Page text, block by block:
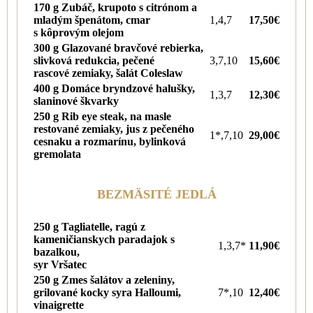
170 g Zubáč, krupoto s citrónom a
mladým špenátom, cmar
s kôprovým olejom
1,4,7 17,50€
300 g Glazované bravčové rebierka,
slivková redukcia, pečené
rascové zemiaky, šalát Coleslaw
3,7,10 15,60€
400 g Domáce bryndzové halušky,
slaninové škvarky
1,3,7
12,30€
250 g Rib eye steak, na masle
restované zemiaky, jus z pečeného
cesnaku a rozmarínu, bylinková
gremolata
1*,7,10 29,00€
BEZMÄSITÉ JEDLÁ
250 g Tagliatelle, ragú z
kameničianskych paradajok s
bazalkou,
syr Vršatec
1,3,7* 11,90€
250 g Zmes šalátov a zeleniny,
grilované kocky syra Halloumi,
vinaigrette
7*,10 12,40€